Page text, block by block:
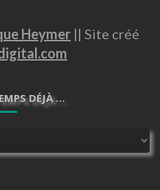
Heymer || Site créé
DÉJÀ …